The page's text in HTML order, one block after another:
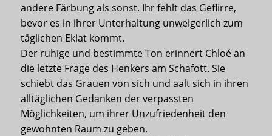
andere Färbung als sonst. Ihr fehlt das Geflirre,
bevor es in ihrer Unterhaltung unweigerlich zum
täglichen Eklat kommt.
Der ruhige und bestimmte Ton erinnert Chloé an
die letzte Frage des Henkers am Schafott. Sie
schiebt das Grauen von sich und aalt sich in ihren
alltäglichen Gedanken der verpassten
Möglichkeiten, um ihrer Unzufriedenheit den
gewohnten Raum zu geben.